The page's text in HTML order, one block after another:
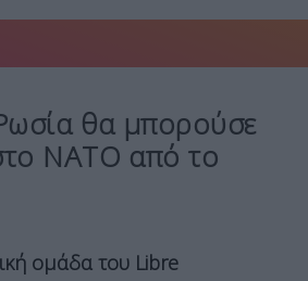
θα μπορούσε
ΝΑΤΟ από το
ομάδα του Libre